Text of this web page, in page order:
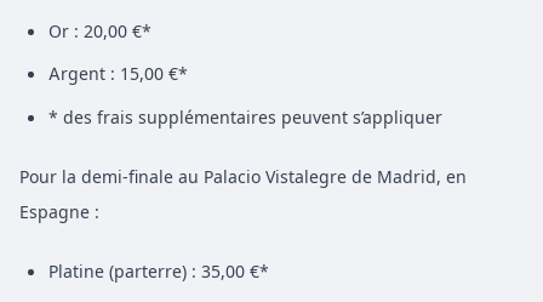
Or : 20,00 €*
Argent : 15,00 €*
* des frais supplémentaires peuvent s’appliquer
Pour la demi-finale au Palacio Vistalegre de Madrid, en
Espagne :
Platine (parterre) : 35,00 €*